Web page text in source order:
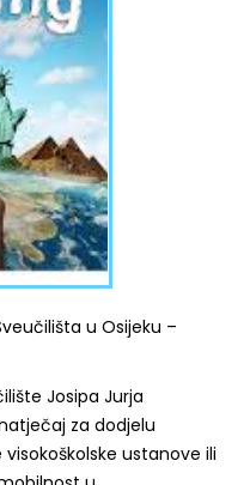
u Osijeku –
Josipa Jurja
za dodjelu
ustanove ili